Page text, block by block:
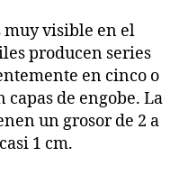
muy visible en el
producen series
en cinco o
capas de engobe. La
un grosor de 2 a
1 cm.